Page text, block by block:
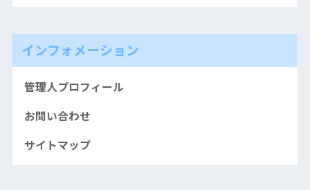
インフォメーション
管理人プロフィール
お問い合わせ
サイトマップ